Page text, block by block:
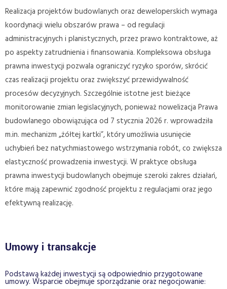
Realizacja projektów budowlanych oraz deweloperskich wymaga
koordynacji wielu obszarów prawa – od regulacji
administracyjnych i planistycznych, przez prawo kontraktowe, aż
po aspekty zatrudnienia i finansowania. Kompleksowa obsługa
prawna inwestycji pozwala ograniczyć ryzyko sporów, skrócić
czas realizacji projektu oraz zwiększyć przewidywalność
procesów decyzyjnych. Szczególnie istotne jest bieżące
monitorowanie zmian legislacyjnych, ponieważ nowelizacja Prawa
budowlanego obowiązująca od 7 stycznia 2026 r. wprowadziła
m.in. mechanizm „żółtej kartki”, który umożliwia usunięcie
uchybień bez natychmiastowego wstrzymania robót, co zwiększa
elastyczność prowadzenia inwestycji. W praktyce obsługa
prawna inwestycji budowlanych obejmuje szeroki zakres działań,
które mają zapewnić zgodność projektu z regulacjami oraz jego
efektywną realizację.
Umowy i transakcje
Podstawą każdej inwestycji są odpowiednio przygotowane
umowy. Wsparcie obejmuje sporządzanie oraz negocjowanie: